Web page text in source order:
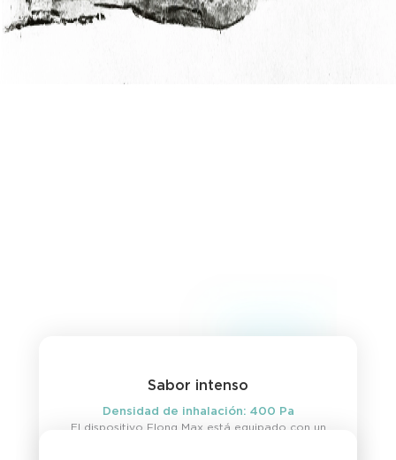
Sabor intenso
Densidad de inhalación: 400 Pa
El dispositivo Flonq Max está equipado con un